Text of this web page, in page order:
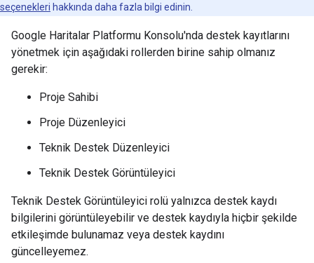
seçenekleri hakkında daha fazla bilgi edinin.
Google Haritalar Platformu Konsolu'nda destek kayıtlarını
yönetmek için aşağıdaki rollerden birine sahip olmanız
gerekir:
Proje Sahibi
Proje Düzenleyici
Teknik Destek Düzenleyici
Teknik Destek Görüntüleyici
Teknik Destek Görüntüleyici rolü yalnızca destek kaydı
bilgilerini görüntüleyebilir ve destek kaydıyla hiçbir şekilde
etkileşimde bulunamaz veya destek kaydını
güncelleyemez.